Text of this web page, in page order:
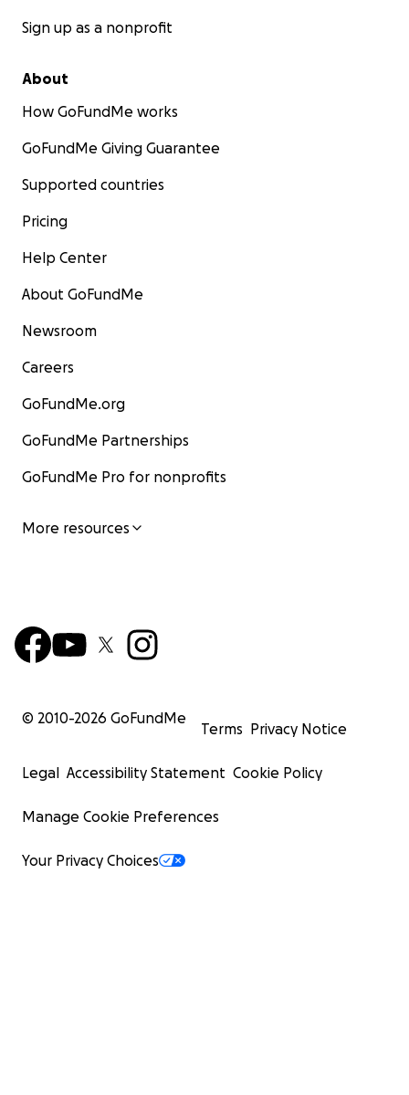
Sign up as a nonprofit
About
How GoFundMe works
GoFundMe Giving Guarantee
Supported countries
Pricing
Help Center
About GoFundMe
Newsroom
Careers
GoFundMe.org
GoFundMe Partnerships
GoFundMe Pro for nonprofits
More resources
© 2010-2026 GoFundMe
Terms Privacy Notice
Legal Accessibility Statement Cookie Policy
Manage Cookie Preferences
Your Privacy Choices